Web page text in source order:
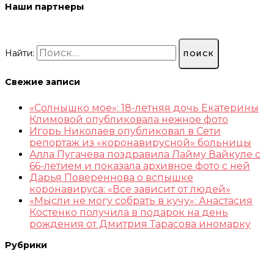
Наши партнеры
Найти:
Свежие записи
«Солнышко мое»: 18-летняя дочь Екатерины
Климовой опубликовала нежное фото
Игорь Николаев опубликовал в Сети
репортаж из «коронавирусной» больницы
Алла Пугачева поздравила Лайму Вайкуле с
66-летием и показала архивное фото с ней
Дарья Повереннова о вспышке
коронавируса: «Все зависит от людей»
«Мысли не могу собрать в кучу»: Анастасия
Костенко получила в подарок на день
рождения от Дмитрия Тарасова иномарку
Рубрики